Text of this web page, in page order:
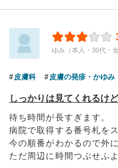
ゆみ（本人・30代・
皮膚科 皮膚の発疹・かゆみ
しっかりは見てくれるけど
待ち時間が長すぎます。
病院で取得する番号札を
今の順番がわかるので外
ただ周辺に時間つぶせふ